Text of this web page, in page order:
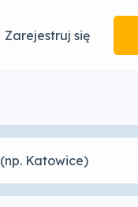
Zarejestruj się